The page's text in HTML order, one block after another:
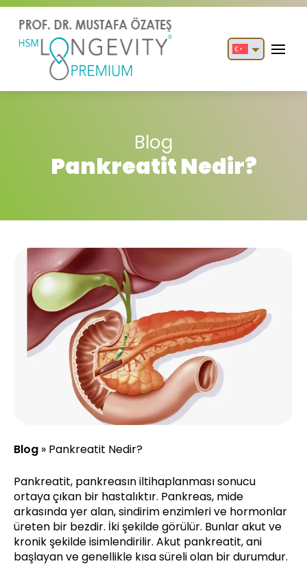
Blog
Pankreatit Nedir?
Blog » Pankreatit Nedir?
Pankreatit, pankreasın iltihaplanması sonucu
ortaya çıkan bir hastalıktır. Pankreas, mide
arkasında yer alan, sindirim enzimleri ve hormonlar
üreten bir bezdir. İki şekilde görülür. Bunlar akut ve
kronik şekilde isimlendirilir. Akut pankreatit, ani
başlayan ve genellikle kısa süreli olan bir durumdur.